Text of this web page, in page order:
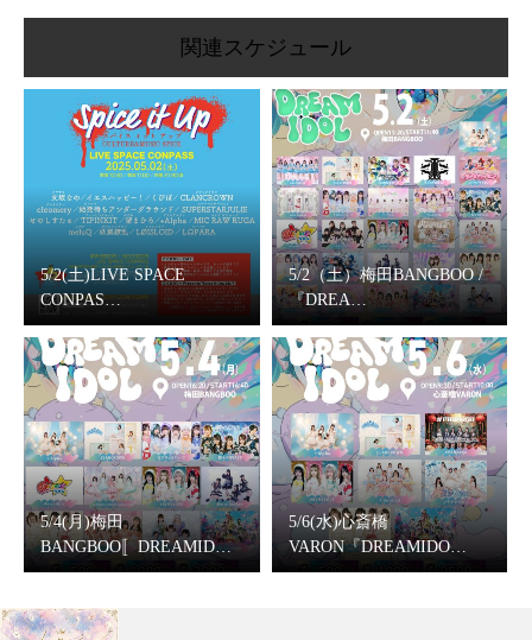
関連スケジュール
5/2(土)LIVE SPACE
CONPAS…
5/2（土）梅田BANGBOO /
『DREA…
5/4(月)梅田
BANGBOO〚DREAMID…
5/6(水)心斎橋
VARON『DREAMIDO…